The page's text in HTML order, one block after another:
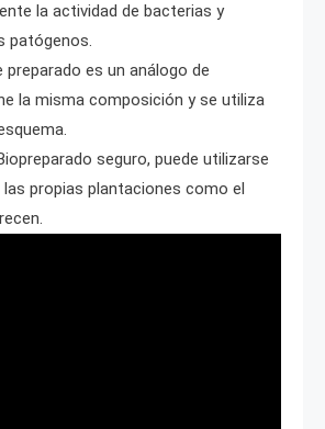
la actividad de bacterias y
patógenos.
es un análogo de
la misma composición y se utiliza
seguro, puede utilizarse
propias plantaciones como el